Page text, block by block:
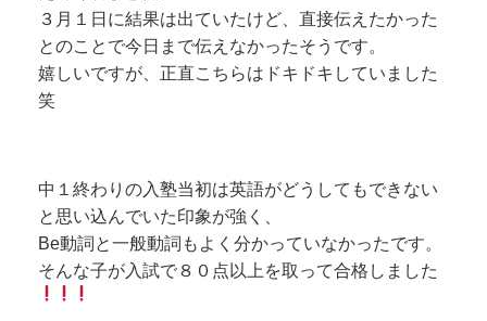
３月１日に結果は出ていたけど、直接伝えたかった
とのことで今日まで伝えなかったそうです。
嬉しいですが、正直こちらはドキドキしていました
笑
中１終わりの入塾当初は英語がどうしてもできない
と思い込んでいた印象が強く、
Be動詞と一般動詞もよく分かっていなかったです。
そんな子が入試で８０点以上を取って合格しました